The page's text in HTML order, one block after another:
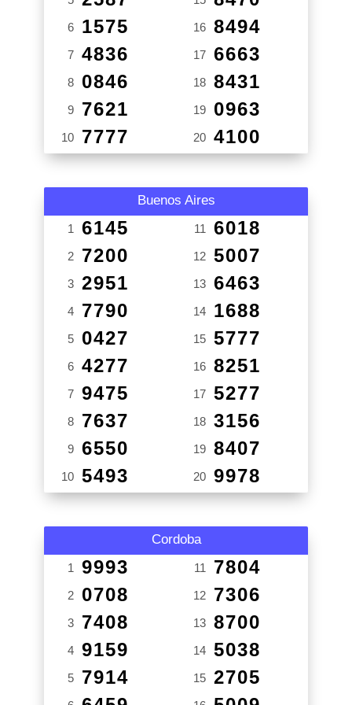
6 1575
7 4836
8 0846
9 7621
10 7777
16 8494
17 6663
18 8431
19 0963
20 4100
Buenos Aires
1 6145
2 7200
3 2951
4 7790
5 0427
6 4277
7 9475
8 7637
9 6550
10 5493
11 6018
12 5007
13 6463
14 1688
15 5777
16 8251
17 5277
18 3156
19 8407
20 9978
Cordoba
1 9993
2 0708
3 7408
4 9159
5 7914
11 7804
12 7306
13 8700
14 5038
15 2705